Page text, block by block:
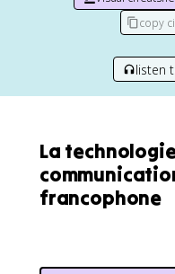
copy
listen
La
francophone